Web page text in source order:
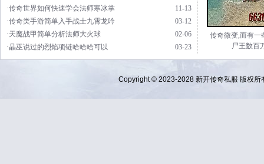
11-13
·传奇世界如何快速学会法师寒冰掌
03-12
·传奇类手游简单入手战士九霄龙吟
02-06
·天魔战甲简单分析法师大火球
03-23
·晶巫说过的烈焰项链哈哈哈可以
传奇微变,而有一
尸王数百
Copyright © 2023-2028 新开传奇私服 版权所